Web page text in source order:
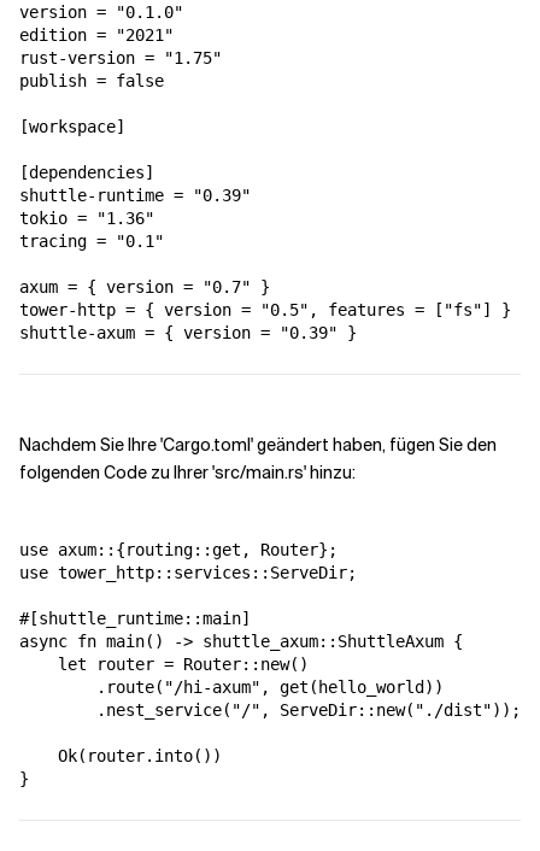
version = "0.1.0"
edition = "2021"
rust-version = "1.75"
publish = false
[workspace]
[dependencies]
shuttle-runtime = "0.39"
tokio = "1.36"
tracing = "0.1"
axum = { version = "0.7" }
tower-http = { version = "0.5", features = ["fs"] }
shuttle-axum = { version = "0.39" }
Nachdem Sie Ihre 'Cargo.toml' geändert haben, fügen Sie den
folgenden Code zu Ihrer 'src/main.rs' hinzu:
use axum::{routing::get, Router};
use tower_http::services::ServeDir;
#[shuttle_runtime::main]
async fn main() -> shuttle_axum::ShuttleAxum {
    let router = Router::new()
        .route("/hi-axum", get(hello_world))
        .nest_service("/", ServeDir::new("./dist"));
    Ok(router.into())
}